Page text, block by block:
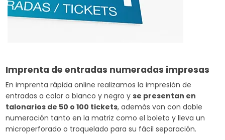
Imprenta de entradas numeradas impresas
En imprenta rápida online realizamos la impresión de
entradas a color o blanco y negro y se presentan en
talonarios de 50 o 100 tickets, además van con doble
numeración tanto en la matriz como el boleto y lleva un
microperforado o troquelado para su fácil separación.